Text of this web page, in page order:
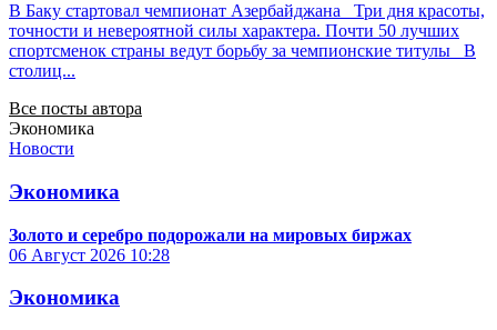
В Баку стартовал чемпионат Азербайджана Три дня красоты,
точности и невероятной силы характера. Почти 50 лучших
спортсменок страны ведут борьбу за чемпионские титулы В
столиц...
Все посты автора
Экономика
Новости
Экономика
Золото и серебро подорожали на мировых биржах
06 Август 2026 10:28
Экономика